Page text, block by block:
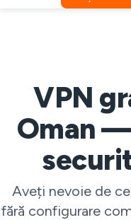
VPN
Oman
Aveți nevoie de
fără configurare